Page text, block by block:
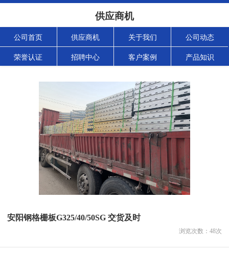
供应商机
公司首页 供应商机 关于我们 公司动态
荣誉认证 招聘中心 客户案例 产品知识
安阳钢格栅板G325/40/50SG 交货及时
浏览次数： 48次